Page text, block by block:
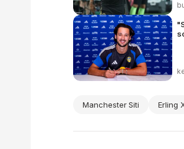
Manchester Siti Erling